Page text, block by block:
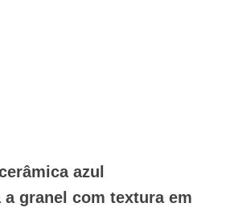
azul
a granel com textura em